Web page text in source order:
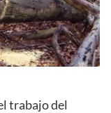
trabajo del